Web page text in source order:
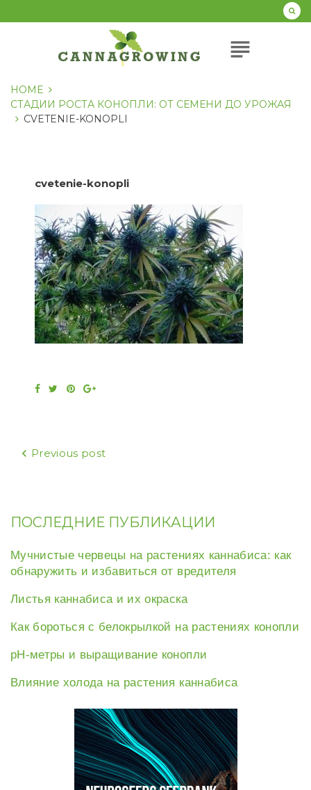
к
subject
HOME
СТАДИИ РОСТА КОНОПЛИ: ОТ СЕМЕНИ ДО УРОЖАЯ
CVETENIE-KONOPLI
cvetenie-konopli
Facebook
TwitterPinterestGoogle+
Навигация
Previous post
ПОСЛЕДНИЕ ПУБЛИКАЦИИ
Мучнистые червецы на растениях каннабиса: как
обнаружить и избавиться от вредителя
Листья каннабиса и их окраска
Как бороться с белокрылкой на растениях конопли
рН-метры и выращивание конопли
Влияние холода на растения каннабиса